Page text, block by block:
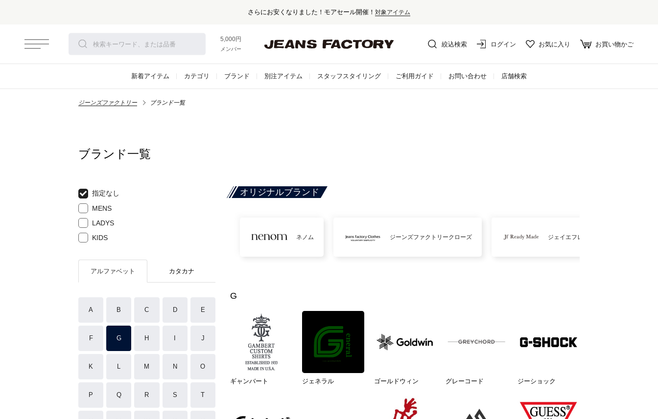
さらにお安くなりました！モアセール開催！ 対象アイテム
5,000円以上お買い上げで送料無料！
メンバー登録でお得な情報をゲット。さらに詳しく
絞込検索 ログイン お気に入り お買い物かご
新着アイテム カテゴリ ブランド 別注アイテム スタッフスタイリング ご利用ガイド お問い合わせ 店舗検索
ジーンズファクトリー ブランド一覧
ブランド一覧
指定なし
MENS
LADYS
KIDS
アルファベット カタカナ
A B C D E
F G H J
K L M N O
P Q R S T
オリジナルブランド
ネノム ジーンズファクトリークローズ ジェイエフレディメイド
G
ギャンバート ジェネラル ゴールドウィン グレーコード ジーショック